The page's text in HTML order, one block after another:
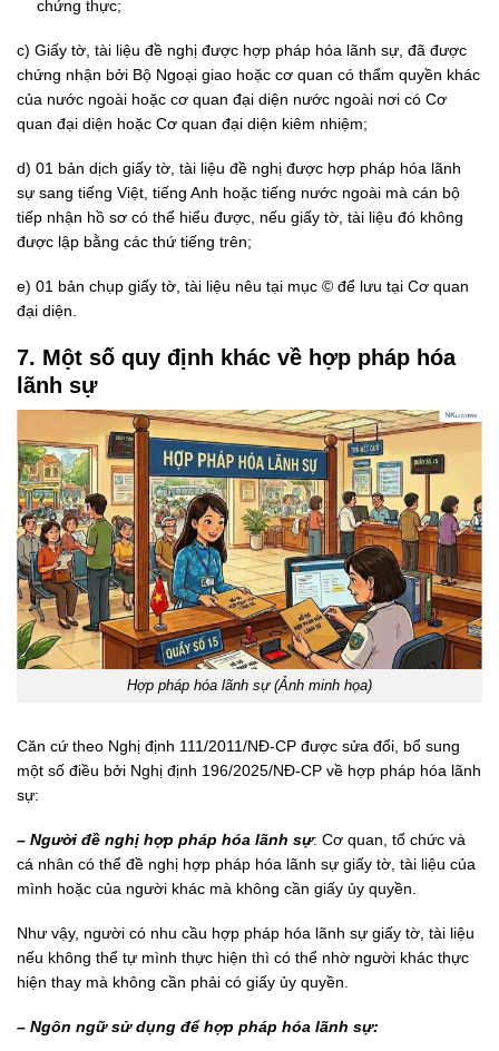
chứng thực;
c) Giấy tờ, tài liệu đề nghị được hợp pháp hóa lãnh sự, đã được
chứng nhận bởi Bộ Ngoại giao hoặc cơ quan có thẩm quyền khác
của nước ngoài hoặc cơ quan đại diện nước ngoài nơi có Cơ
quan đại diện hoặc Cơ quan đại diện kiêm nhiệm;
d) 01 bản dịch giấy tờ, tài liệu đề nghị được hợp pháp hóa lãnh
sự sang tiếng Việt, tiếng Anh hoặc tiếng nước ngoài mà cán bộ
tiếp nhận hồ sơ có thể hiểu được, nếu giấy tờ, tài liệu đó không
được lập bằng các thứ tiếng trên;
e) 01 bản chụp giấy tờ, tài liệu nêu tại mục © để lưu tại Cơ quan
đại diện.
7. Một số quy định khác về hợp pháp hóa
lãnh sự
Hợp pháp hóa lãnh sự (Ảnh minh họa)
Căn cứ theo Nghị định 111/2011/NĐ-CP được sửa đổi, bổ sung
một số điều bởi Nghị định 196/2025/NĐ-CP về hợp pháp hóa lãnh
sự:
– Người đề nghị hợp pháp hóa lãnh sự: Cơ quan, tổ chức và
cá nhân có thể đề nghị hợp pháp hóa lãnh sự giấy tờ, tài liệu của
mình hoặc của người khác mà không cần giấy ủy quyền.
Như vậy, người có nhu cầu hợp pháp hóa lãnh sự giấy tờ, tài liệu
nếu không thể tự mình thực hiện thì có thể nhờ người khác thực
hiện thay mà không cần phải có giấy ủy quyền.
– Ngôn ngữ sử dụng để hợp pháp hóa lãnh sự: